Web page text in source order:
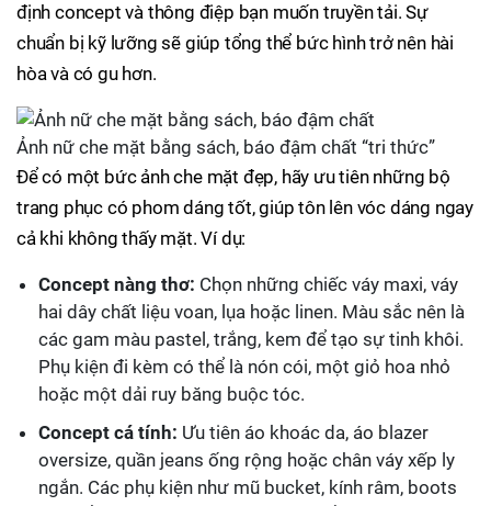
định concept và thông điệp bạn muốn truyền tải. Sự
chuẩn bị kỹ lưỡng sẽ giúp tổng thể bức hình trở nên hài
hòa và có gu hơn.
Ảnh nữ che mặt bằng sách, báo đậm chất “tri thức”
Để có một bức ảnh che mặt đẹp, hãy ưu tiên những bộ
trang phục có phom dáng tốt, giúp tôn lên vóc dáng ngay
cả khi không thấy mặt. Ví dụ:
Concept nàng thơ: Chọn những chiếc váy maxi, váy
hai dây chất liệu voan, lụa hoặc linen. Màu sắc nên là
các gam màu pastel, trắng, kem để tạo sự tinh khôi.
Phụ kiện đi kèm có thể là nón cói, một giỏ hoa nhỏ
hoặc một dải ruy băng buộc tóc.
Concept cá tính: Ưu tiên áo khoác da, áo blazer
oversize, quần jeans ống rộng hoặc chân váy xếp ly
ngắn. Các phụ kiện như mũ bucket, kính râm, boots